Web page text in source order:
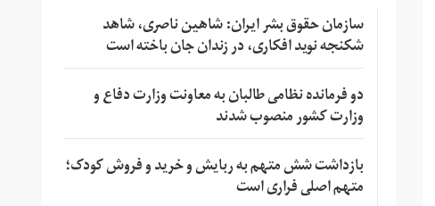
سازمان حقوق بشر ایران: شاهین ناصری، شاهد
شکنجه نوید افکاری، در زندان جان باخته است
دو فرمانده نظامی طالبان به معاونت وزارت دفاع و
وزارت کشور منصوب شدند
بازداشت شش متهم به ربایش و خرید و فروش کودک؛
متهم اصلی فراری است